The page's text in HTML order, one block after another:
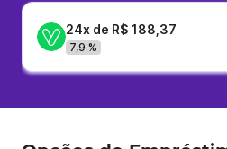
24x de R$ 188,37
7,9 %